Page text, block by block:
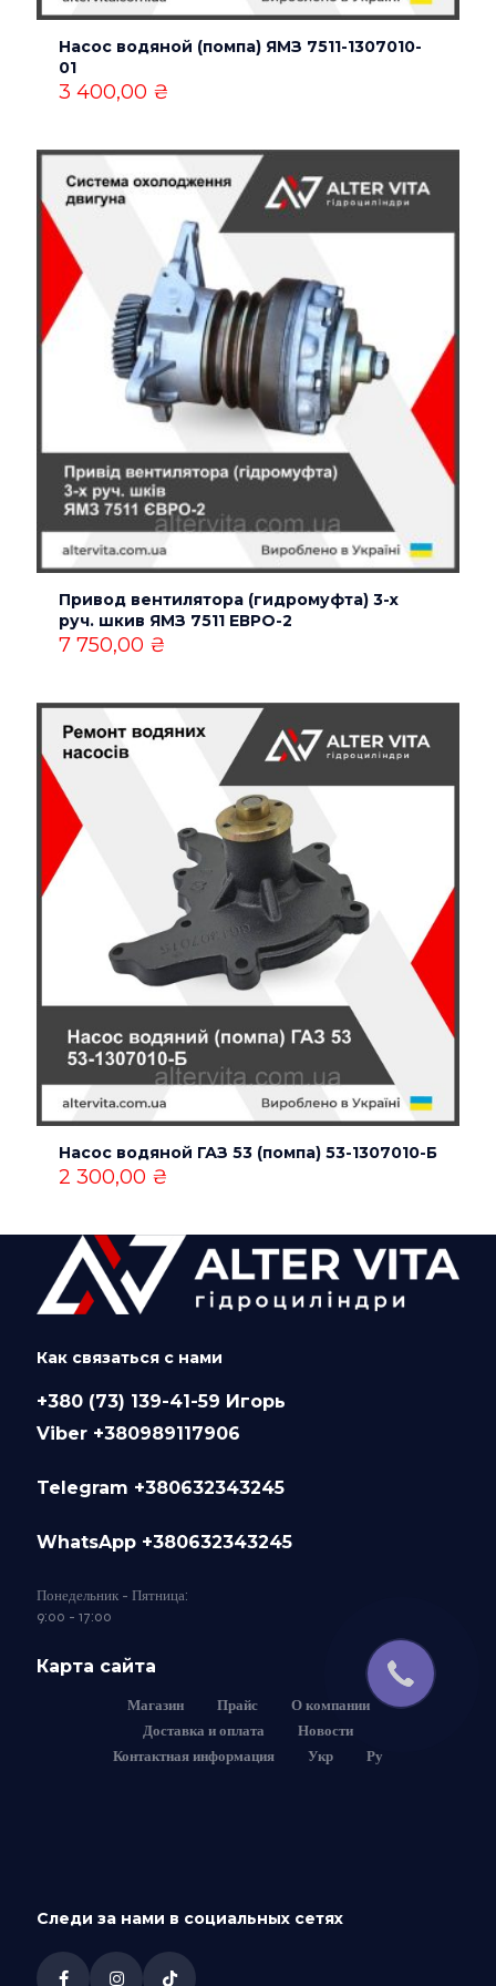
Имя*
Email
браузере для последующих моих комментариев.
Насос водяной (помпа) ЯМЗ 7511-1307010-
01
3 400,00 ₴
Привод вентилятора (гидромуфта) 3-х
руч. шкив ЯМЗ 7511 ЕВРО-2
7 750,00 ₴
Насос водяной ГАЗ 53 (помпа) 53-1307010-Б
2 300,00 ₴
Как связаться с нами
+380 (73) 139-41-59 Игорь
Viber +380989117906
Telegram +380632343245
WhatsApp +380632343245
Понедельник - Пятница:
9:00 - 17:00
Карта сайта
Магазин Прайс
О компании
Доставка и оплата
Новости
Контактная информация
Укр Ру
Следи за нами в социальных сетях